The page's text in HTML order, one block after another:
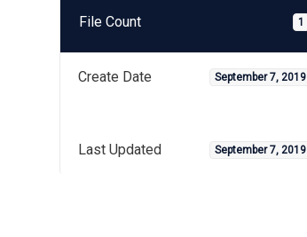
File Count 1
Create Date September 7, 2019
Last Updated September 7, 2019